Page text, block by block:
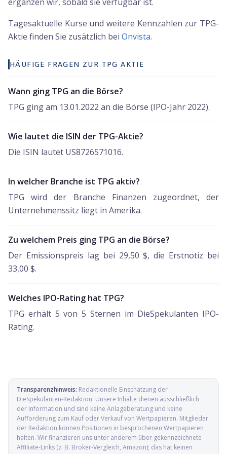
Tagesaktuelle Kurse und weitere Kennzahlen zur TPG-
Aktie finden Sie zusätzlich bei Onvista.
HÄUFIGE FRAGEN ZUR TPG AKTIE
Wann ging TPG an die Börse?
TPG ging am 13.01.2022 an die Börse (IPO-Jahr 2022).
Wie lautet die ISIN der TPG-Aktie?
Die ISIN lautet US8726571016.
In welcher Branche ist TPG aktiv?
TPG wird der Branche Finanzen zugeordnet, der
Unternehmenssitz liegt in Amerika.
Zu welchem Preis ging TPG an die Börse?
Der Emissionspreis lag bei 29,50 $, die Erstnotiz bei
33,00 $.
Welches IPO-Rating hat TPG?
TPG erhält 5 von 5 Sternen im DieSpekulanten IPO-
Rating.
Transparenzhinweis: Redaktionelle Einschätzung der
DieSpekulanten-Redaktion. Unsere Inhalte dienen ausschließlich
der Information und sind keine Anlageberatung und keine
Aufforderung zum Kauf oder Verkauf von Wertpapieren. Mitglieder
der Redaktion können Positionen in besprochenen Wertpapieren
halten. Wir finanzieren uns unter anderem über gekennzeichnete
Affiliate-Links (z. B. Broker-Vergleich, Amazon); das hat keinen